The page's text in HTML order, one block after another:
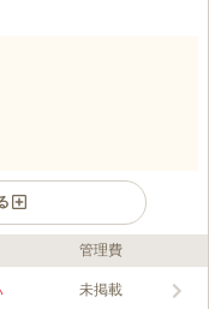
土真宗の寺院です。 一
管理費
未掲載